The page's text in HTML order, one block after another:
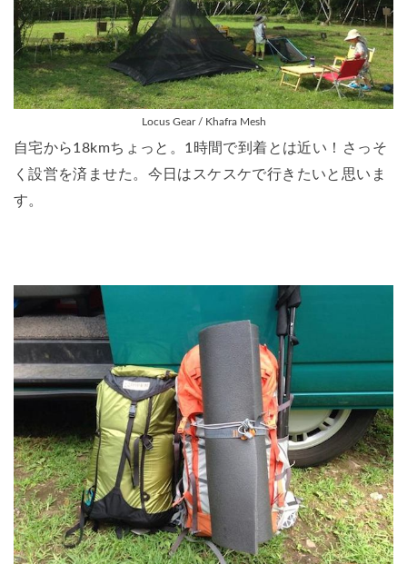
Locus Gear / Khafra Mesh
自宅から18kmちょっと。1時間で到着とは近い！さっそ
く設営を済ませた。今日はスケスケで行きたいと思いま
す。